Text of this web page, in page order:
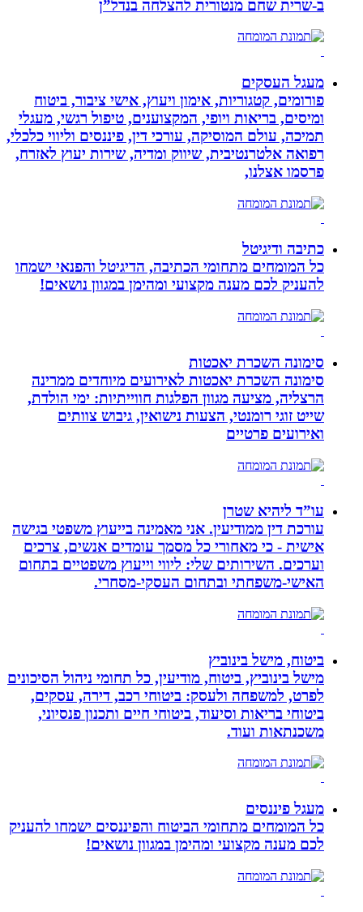
ב-‏שרית שחם מנטורית להצלחה בנדל”ן‏
מעגל העסקים
פורומים, קטגוריות, אימון ויעוץ, אישי ציבור, ביטוח
ומיסים, בריאות ויופי, המקצוענים, טיפול רגשי, מעגלי
תמיכה, עולם המוסיקה, עורכי דין, פיננסים וליווי כלכלי,
רפואה אלטרנטיבית, שיווק ומדיה, שירות יעוץ לאזרח,
פרסמו אצלנו,
כתיבה ודיגיטל
כל המומחים מתחומי הכתיבה, הדיגיטל והפנאי ישמחו
להעניק לכם מענה מקצועי ומהימן במגוון נושאים!
סימונה השכרת יאכטות
סימונה השכרת יאכטות לאירועים מיוחדים ממרינה
הרצליה, מציעה מגוון הפלגות חווייתיות: ימי הולדת,
שייט זוגי רומנטי, הצעות נישואין, גיבוש צוותים
ואירועים פרטיים
עו”ד ליהיא שטרן
עורכת דין ממודיעין. אני מאמינה בייעוץ משפטי בגישה
אישית - כי מאחורי כל מסמך עומדים אנשים, צרכים
וערכים. השירותים שלי: ליווי וייעוץ משפטיים בתחום
האישי-משפחתי ובתחום העסקי-מסחרי.
ביטוח, מישל בינוביץ
מישל בינוביץ, ביטוח, מודיעין, כל תחומי ניהול הסיכונים
לפרט, למשפחה ולעסק: ביטוחי רכב, דירה, עסקים,
ביטוחי בריאות וסיעוד, ביטוחי חיים ותכנון פנסיוני,
משכנתאות ועוד.
מעגל פיננסים
כל המומחים מתחומי הביטוח והפיננסים ישמחו להעניק
לכם מענה מקצועי ומהימן במגוון נושאים!